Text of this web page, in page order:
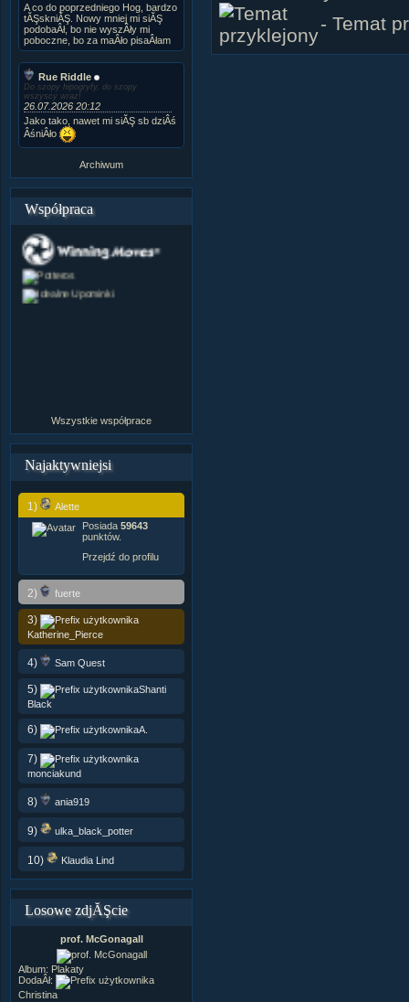
A co do poprzedniego Hog, bardzo
tĂŞskniĂŞ. Nowy mniej mi siĂŞ
podobaÂł, bo nie wyszÂły mi
poboczne, bo za maÂło pisaÂłam
Rue Riddle
Do szopy hipogryfy, do szopy
wszyscy wraz!
26.07.2026 20:12
Jako tako, nawet mi siĂŞ sb dziÂś
ÂśniÂło
Archiwum
Współpraca
Wszystkie współprace
Najaktywniejsi
1)
Alette
Posiada 59643
punktów.
Przejdź do profilu
2) fuerte
3)
Katherine_Pierce
4) Sam Quest
5)
Shanti
Black
6) A.
7)
monciakund
8) ania919
9) ulka_black_potter
10) Klaudia Lind
Losowe zdjĂŞcie
prof. McGonagall
Album: Plakaty
DodaÂł:
Christina
- Temat